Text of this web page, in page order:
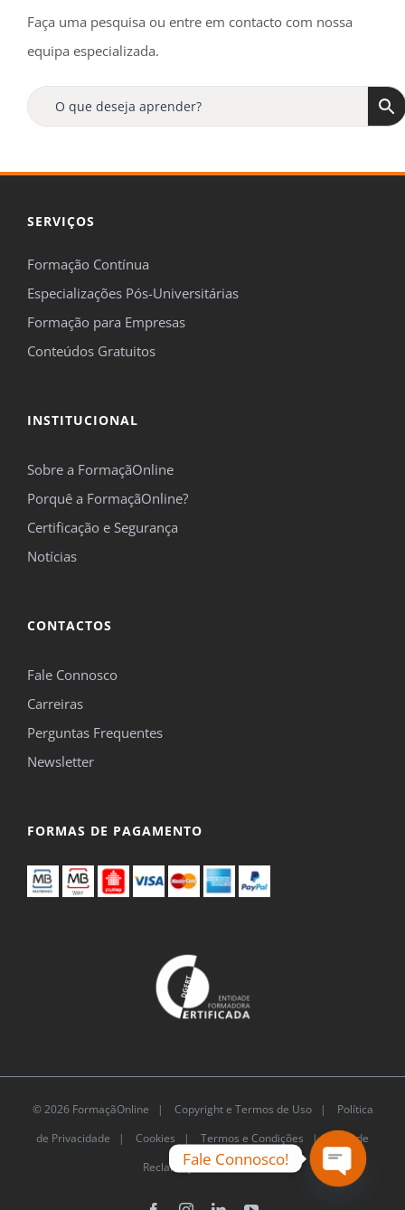
Faça uma pesquisa ou entre em contacto com nossa
equipa especializada.
SERVIÇOS
Formação Contínua
Especializações Pós-Universitárias
Formação para Empresas
Conteúdos Gratuitos
INSTITUCIONAL
Sobre a FormaçãOnline
Porquê a FormaçãOnline?
Certificação e Segurança
Notícias
CONTACTOS
Fale Connosco
Carreiras
Perguntas Frequentes
Newsletter
FORMAS DE PAGAMENTO
© 2026 FormaçãOnline |Copyright e Termos de
Uso|Política de Privacidade|Cookies|Termos e
Condições |Livro de Reclamações Eletrónico
Receba regularmente, no seu e-mail, todas as
ofertasenovidades
Tenha ainda acesso a uma oferta especial de15%
Concordo em ser contactado pela FormaçãOnline para me
Este site é protegido pelo reCAPTCHA e pelo Google
serviço se aplicam.
Fale Connosco!
Open